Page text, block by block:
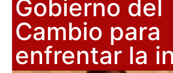
Gobierno del
Cambio para
enfrentar la